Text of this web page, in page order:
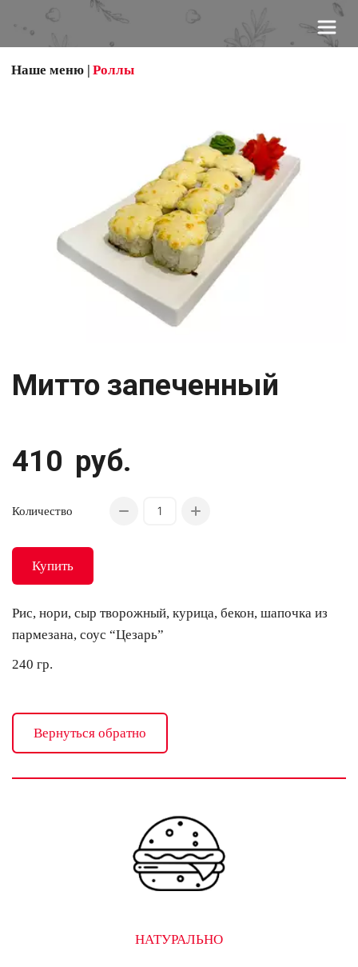
Наше меню | Роллы
Митто запеченный
410 руб.
Количество
Купить
Рис, нори, сыр творожный, курица, бекон, шапочка из
пармезана, соус “Цезарь”
240 гр.
Вернуться обратно
НАТУРАЛЬНО